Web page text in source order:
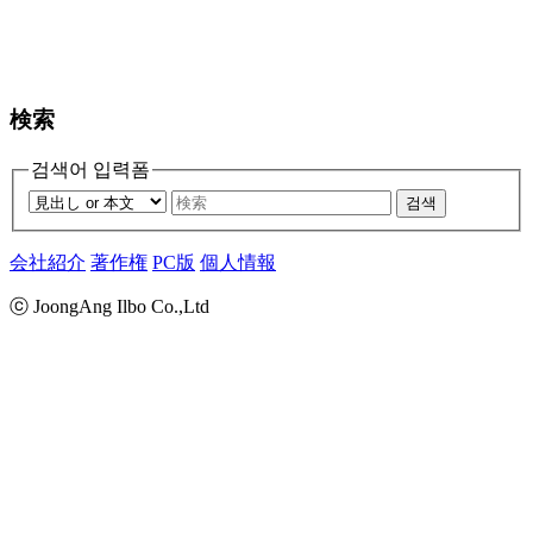
検索
검색어 입력폼
검색
会社紹介 著作権 PC版 個人情報
ⓒ JoongAng Ilbo Co.,Ltd